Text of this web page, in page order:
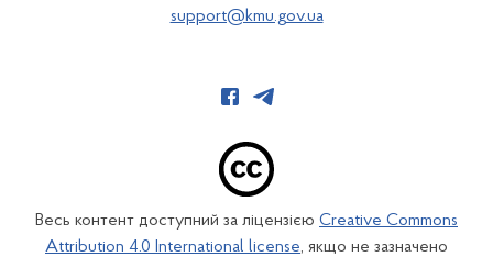
support@kmu.gov.ua
Весь контент доступний за ліцензією Creative Commons
Attribution 4.0 International license, якщо не зазначено